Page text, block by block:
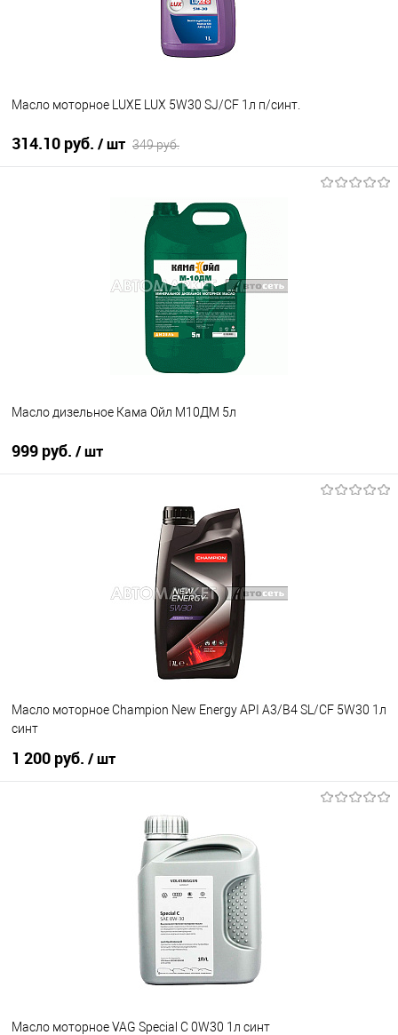
Масло моторное LUXE LUX 5W30 SJ/CF 1л п/cинт.
314.10 руб. / шт 349 руб.
В наличии
Масло дизельное Кама Ойл М10ДМ 5л
999 руб. / шт
В наличии
Масло моторное Champion New Energy API A3/B4 SL/CF 5W30 1л
синт
1 200 руб. / шт
В наличии
Масло моторное VAG Special C 0W30 1л синт